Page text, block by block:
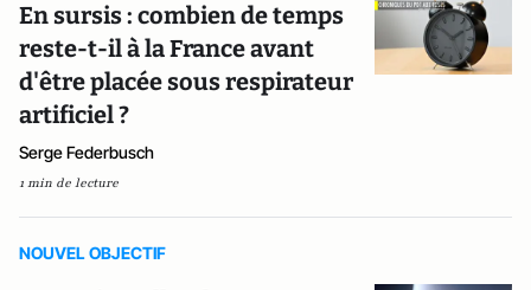
En sursis : combien de temps
reste-t-il à la France avant
d'être placée sous respirateur
artificiel ?
Serge Federbusch
1 min de lecture
NOUVEL OBJECTIF